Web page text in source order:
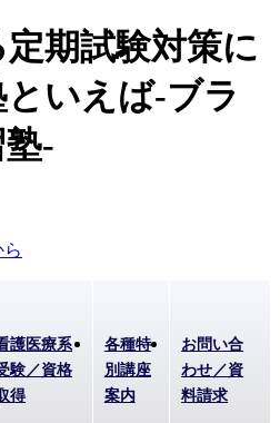
期試験対策に
いえば-ブラ
-
護医療系
験／資格
得
各種特
別講座
案内
お問い合
わせ／資
料請求